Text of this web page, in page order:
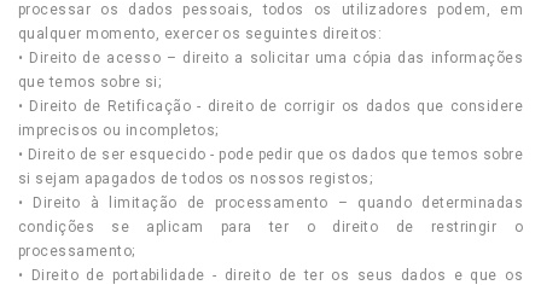
processar os dados pessoais, todos os utilizadores podem, em
qualquer momento, exercer os seguintes direitos:
• Direito de acesso – direito a solicitar uma cópia das informações
que temos sobre si;
• Direito de Retificação - direito de corrigir os dados que considere
imprecisos ou incompletos;
• Direito de ser esquecido - pode pedir que os dados que temos sobre
si sejam apagados de todos os nossos registos;
• Direito à limitação de processamento – quando determinadas
condições se aplicam para ter o direito de restringir o
processamento;
• Direito de portabilidade - direito de ter os seus dados e que os